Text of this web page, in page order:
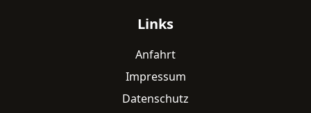
Links
Anfahrt
Impressum
Datenschutz